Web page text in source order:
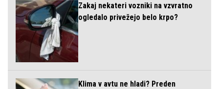
Zakaj nekateri vozniki na vzvratno
ogledalo privežejo belo krpo?
Klima v avtu ne hladi? Preden